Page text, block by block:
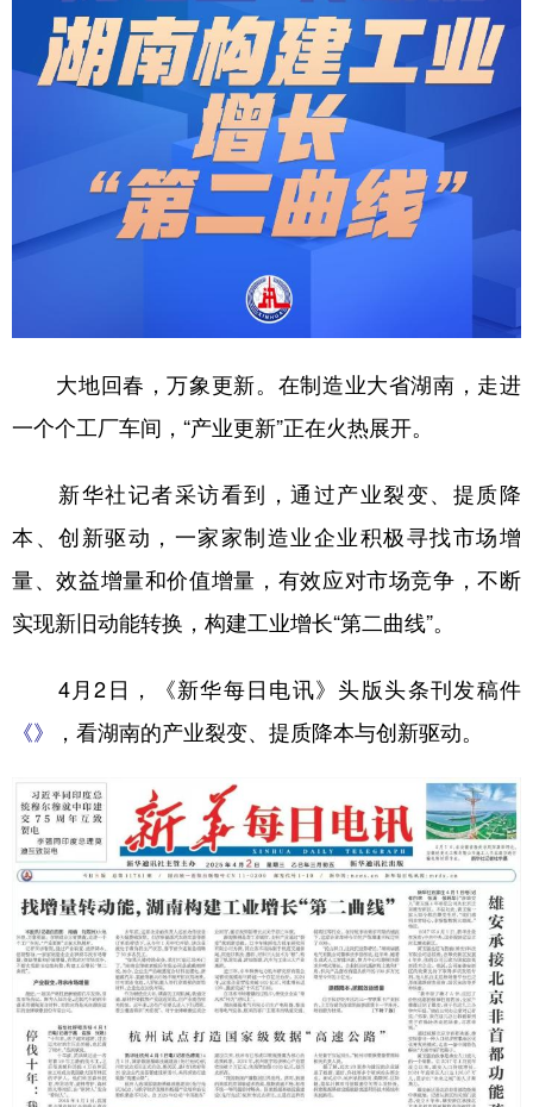
大地回春，万象更新。在制造业大省湖南，走进
一个个工厂车间，“产业更新”正在火热展开。
新华社记者采访看到，通过产业裂变、提质降
本、创新驱动，一家家制造业企业积极寻找市场增
量、效益增量和价值增量，有效应对市场竞争，不断
实现新旧动能转换，构建工业增长“第二曲线”。
4月2日，《新华每日电讯》头版头条刊发稿件
《》
，看湖南的产业裂变、提质降本与创新驱动。